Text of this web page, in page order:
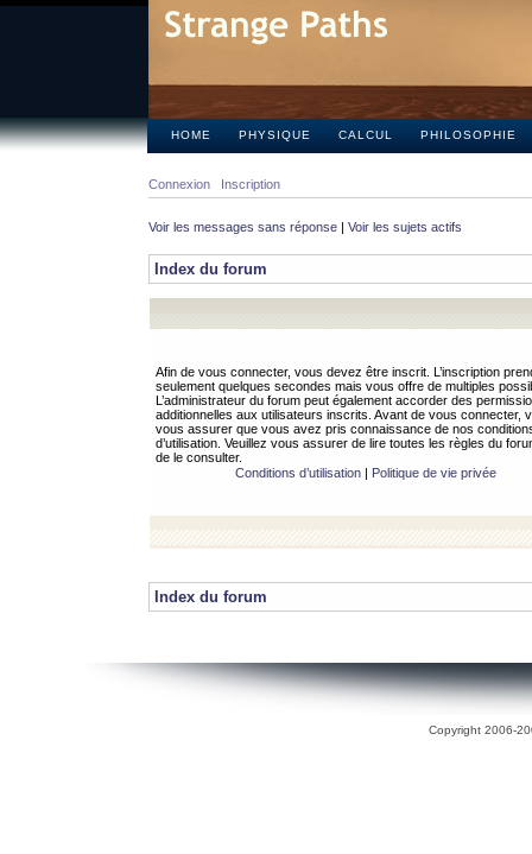
HOME PHYSIQUE CALCUL PHILOSOPHIE
Connexion Inscription
Voir les messages sans réponse | Voir les sujets actifs
Index du forum
Afin de vous connecter, vous devez être inscrit. L’inscription
seulement quelques secondes mais vous offre de multiples
L’administrateur du forum peut également accorder des
additionnelles aux utilisateurs inscrits. Avant de vous connecter,
vous assurer que vous avez pris connaissance de nos
d’utilisation. Veuillez vous assurer de lire toutes les règles du
de le consulter.
Conditions d’utilisation| Politique de vie privée
Index du forum
Copyright 2006-